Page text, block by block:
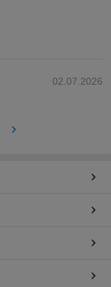
02.07.2026